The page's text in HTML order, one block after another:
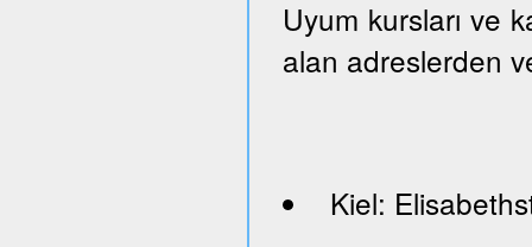
Uyum kursları ve
alan adreslerden
Kiel: